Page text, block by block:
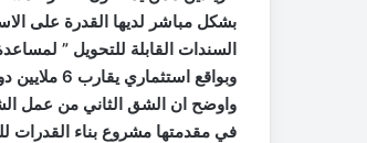
بشكل مباشر لديها القدرة على
السندات القابلة للتحويل ”
وبواقع استثماري يقارب 6 ملايين دولار .
واوضح ان الشق الثاني من عمل
في مقدمتها مشروع بناء القدرات